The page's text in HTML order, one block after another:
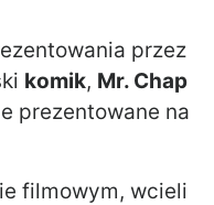
przez
komik, Mr. Chap
prezentowane na
filmowym, wcieli